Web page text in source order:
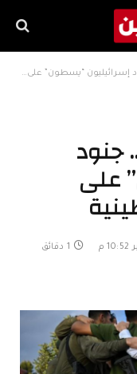
“يسطون” على أغنيات عربية وفلسطينية
جنود
على
1 دقائق